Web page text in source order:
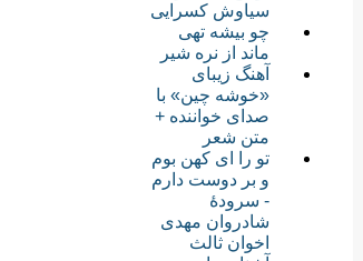
سیاوش کسرایی
چو بیشه تهی
ماند از نره شیر
آهنگ زیبای
«خوشه چین» با
صدای خواننده +
متن شعر
تو را ای کهن بوم
و بر دوست دارم
- سرودهٔ
شادروان مهدی
اخوان ثالث